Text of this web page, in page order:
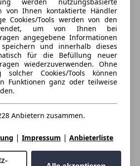
von Ihnen kontaktierte Händler
Cookies/Tools werden von den
um von Ihnen bei
angegebene Informationen
und innerhalb dieses
für die Befüllung neuer
wiederzuverwenden. Ohne
solcher Cookies/Tools können
Funktionen ganz oder teilweise
Anbietern zusammen.
| Impressum | Anbieterliste